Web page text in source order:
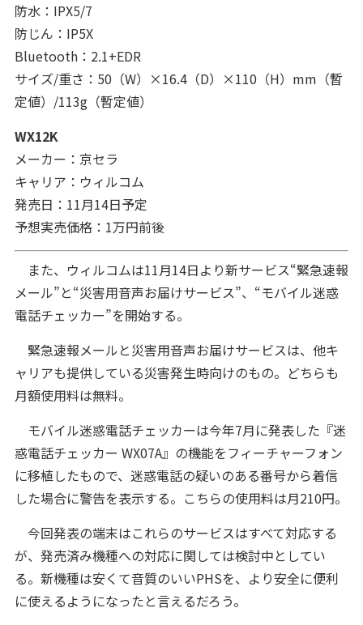
防水：IPX5/7
防じん：IP5X
Bluetooth：2.1+EDR
サイズ/重さ：50（W）×16.4（D）×110（H）mm（暫
定値）/113g（暫定値）
WX12K
メーカー：京セラ
キャリア：ウィルコム
発売日：11月14日予定
予想実売価格：1万円前後
また、ウィルコムは11月14日より新サービス“緊急速報
メール”と“災害用音声お届けサービス”、“モバイル迷惑
電話チェッカー”を開始する。
緊急速報メールと災害用音声お届けサービスは、他キ
ャリアも提供している災害発生時向けのもの。どちらも
月額使用料は無料。
モバイル迷惑電話チェッカーは今年7月に発表した『迷
惑電話チェッカー WX07A』の機能をフィーチャーフォン
に移植したもので、迷惑電話の疑いのある番号から着信
した場合に警告を表示する。こちらの使用料は月210円。
今回発表の端末はこれらのサービスはすべて対応する
が、発売済み機種への対応に関しては検討中としてい
る。新機種は安くて音質のいいPHSを、より安全に便利
に使えるようになったと言えるだろう。